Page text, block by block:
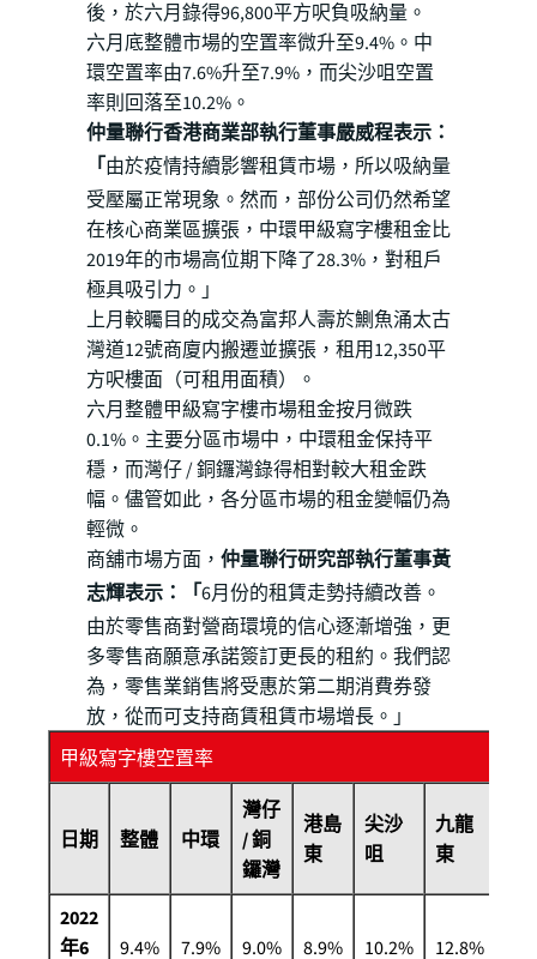
後，於六月錄得96,800平方呎負吸納量。
六月底整體市場的空置率微升至9.4%。中
環空置率由7.6%升至7.9%，而尖沙咀空置
率則回落至10.2%。
仲量聯行香港商業部執行董事嚴威程表示：
「由於疫情持續影響租賃市場，所以吸納量
受壓屬正常現象。然而，部份公司仍然希望
在核心商業區擴張，中環甲級寫字樓租金比
2019年的市場高位期下降了28.3%，對租戶
極具吸引力。」
上月較矚目的成交為富邦人壽於鰂魚涌太古
灣道12號商廈内搬遷並擴張，租用12,350平
方呎樓面（可租用面積）。
六月整體甲級寫字樓市場租金按月微跌
0.1%。主要分區市場中，中環租金保持平
穩，而灣仔 / 銅鑼灣錄得相對較大租金跌
幅。儘管如此，各分區市場的租金變幅仍為
輕微。
商舖市場方面， 仲量聯行研究部執行董事黃
志輝表示：「6月份的租賃走勢持續改善。
由於零售商對營商環境的信心逐漸增強，更
多零售商願意承諾簽訂更長的租約。我們認
為，零售業銷售將受惠於第二期消費券發
放，從而可支持商賃租賃市場增長。」
甲級寫字樓空置率
日期 整體 中環
灣仔
/ 銅
鑼灣
港島
東
尖沙
咀
九龍
東
2022
年6
9.4% 7.9% 9.0% 8.9% 10.2% 12.8%